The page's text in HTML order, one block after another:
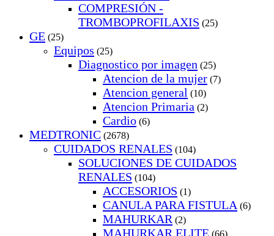
COMPRESIÓN -
TROMBOPROFILAXIS (25)
GE (25)
Equipos (25)
Diagnostico por imagen (25)
Atencion de la mujer (7)
Atencion general (10)
Atencion Primaria (2)
Cardio (6)
MEDTRONIC (2678)
CUIDADOS RENALES (104)
SOLUCIONES DE CUIDADOS
RENALES (104)
ACCESORIOS (1)
CANULA PARA FISTULA (6)
MAHURKAR (2)
MAHURKAR ELITE